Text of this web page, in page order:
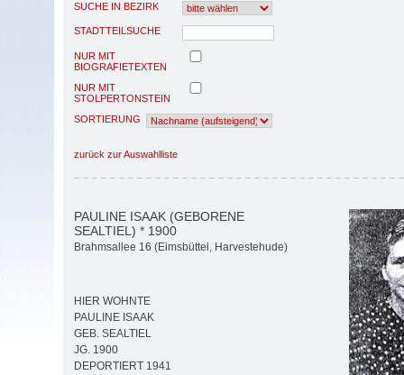
SUCHE IN BEZIRK
STADTTEILSUCHE
NUR MIT
BIOGRAFIETEXTEN
NUR MIT
STOLPERTONSTEIN
SORTIERUNG
zurück zur Auswahlliste
PAULINE ISAAK (GEBORENE
SEALTIEL) * 1900
Brahmsallee 16 (Eimsbüttel, Harvestehude)
HIER WOHNTE
PAULINE ISAAK
GEB. SEALTIEL
JG. 1900
DEPORTIERT 1941